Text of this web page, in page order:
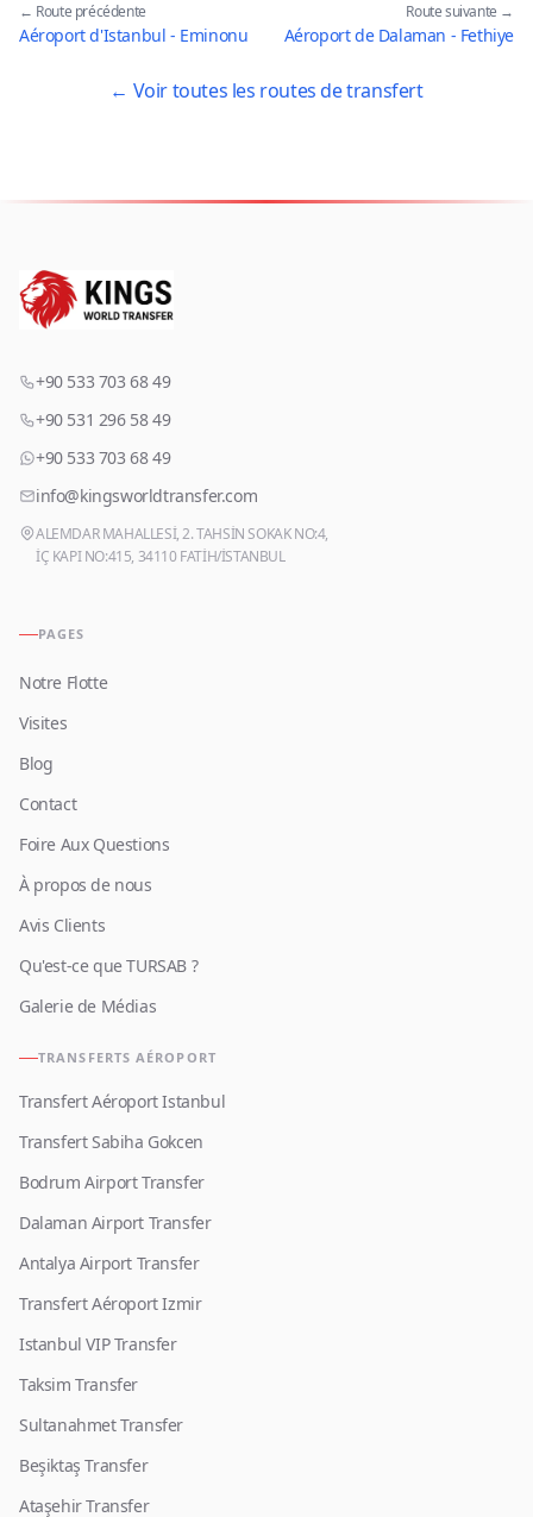
← Route précédente
Aéroport d'Istanbul - Eminonu
Route suivante →
Aéroport de Dalaman - Fethiye
← Voir toutes les routes de transfert
+90 533 703 68 49
+90 531 296 58 49
+90 533 703 68 49
info@kingsworldtransfer.com
ALEMDAR MAHALLESİ, 2. TAHSİN SOKAK NO:4,
İÇ KAPI NO:415, 34110 FATİH/İSTANBUL
PAGES
Notre Flotte
Visites
Blog
Contact
Foire Aux Questions
À propos de nous
Avis Clients
Qu'est-ce que TURSAB ?
Galerie de Médias
TRANSFERTS AÉROPORT
Transfert Aéroport Istanbul
Transfert Sabiha Gokcen
Bodrum Airport Transfer
Dalaman Airport Transfer
Antalya Airport Transfer
Transfert Aéroport Izmir
Istanbul VIP Transfer
Taksim Transfer
Sultanahmet Transfer
Beşiktaş Transfer
Ataşehir Transfer